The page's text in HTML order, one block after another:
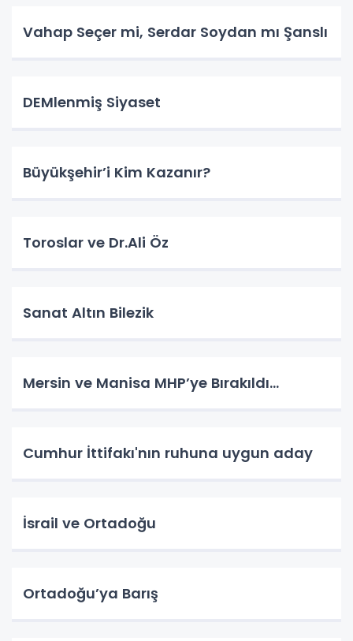
Vahap Seçer mi, Serdar Soydan mı Şanslı
DEMlenmiş Siyaset
Büyükşehir’i Kim Kazanır?
Toroslar ve Dr.Ali Öz
Sanat Altın Bilezik
Mersin ve Manisa MHP’ye Bırakıldı…
Cumhur İttifakı'nın ruhuna uygun aday
İsrail ve Ortadoğu
Ortadoğu’ya Barış